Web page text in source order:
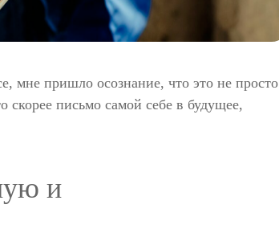
мне пришло осознание, что это не просто
скорее письмо самой себе в будущее,
и